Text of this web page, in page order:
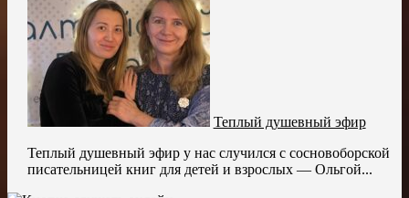
Теплый душевный эфир
Теплый душевный эфир у нас случился с сосновоборской
писательницей книг для детей и взрослых — Ольгой...